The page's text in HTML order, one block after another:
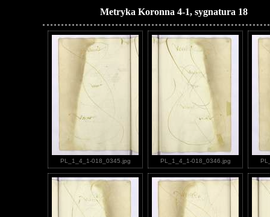
Metryka Koronna 4-1, sygnatura 18
PL_1_4_1-018_0345.jpg PL_1_4_1-018_0346.jpg